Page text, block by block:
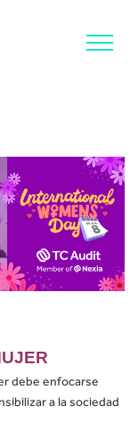
debe enfocarse
a la sociedad